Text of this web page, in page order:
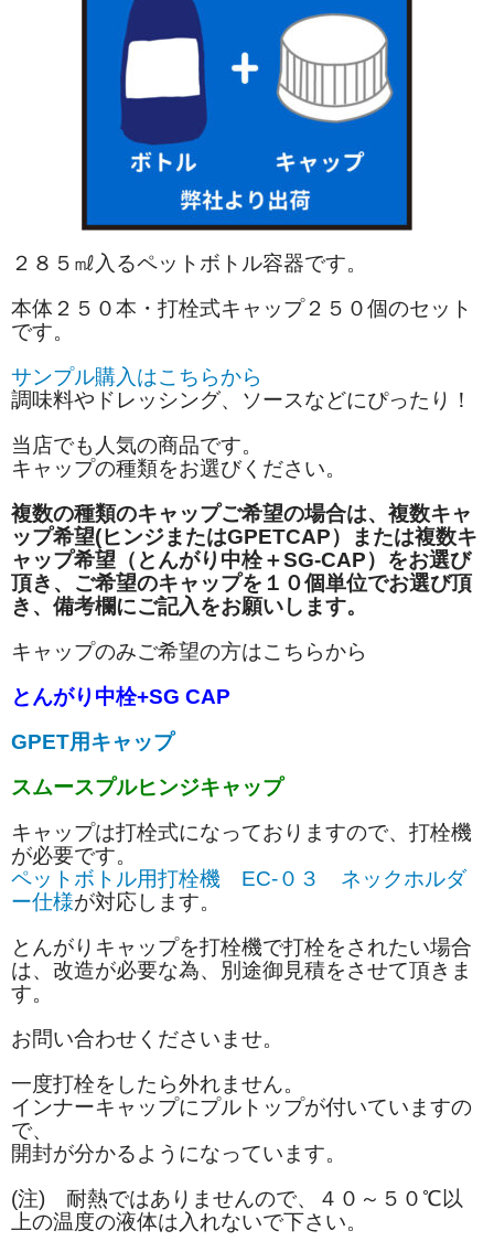
２８５㎖入るペットボトル容器です。
本体２５０本・打栓式キャップ２５０個のセット
です。
サンプル購入はこちらから
調味料やドレッシング、ソースなどにぴったり！
当店でも人気の商品です。
キャップの種類をお選びください。
複数の種類のキャップご希望の場合は、複数キャ
ップ希望(ヒンジまたはGPETCAP）または複数キ
ャップ希望（とんがり中栓＋SG-CAP）をお選び
頂き、ご希望のキャップを１０個単位でお選び頂
き、備考欄にご記入をお願いします。
キャップのみご希望の方はこちらから
とんがり中栓+SG CAP
GPET用キャップ
スムースプルヒンジキャップ
キャップは打栓式になっておりますので、打栓機
が必要です。
ペットボトル用打栓機 EC-０３ ネックホルダ
ー仕様が対応します。
とんがりキャップを打栓機で打栓をされたい場合
は、改造が必要な為、別途御見積をさせて頂きま
す。
お問い合わせくださいませ。
一度打栓をしたら外れません。
インナーキャップにプルトップが付いていますの
で、
開封が分かるようになっています。
(注) 耐熱ではありませんので、４０～５０℃以
上の温度の液体は入れないで下さい。